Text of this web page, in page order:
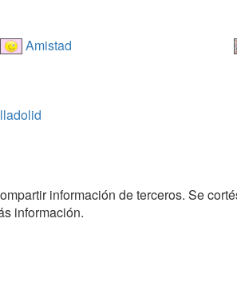
Amistad
información de terceros. Se
información.